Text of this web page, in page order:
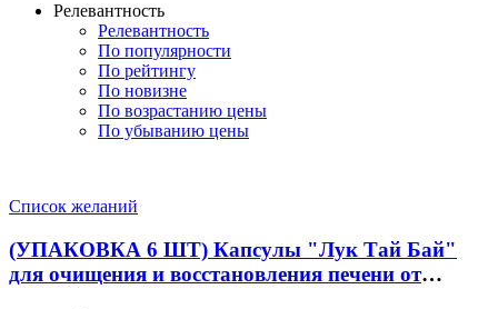
Релевантность
Релевантность
По популярности
По рейтингу
По новизне
По возрастанию цены
По убыванию цены
Список желаний
(УПАКОВКА 6 ШТ) Капсулы "Лук Тай Бай"
для очищения и восстановления печени от